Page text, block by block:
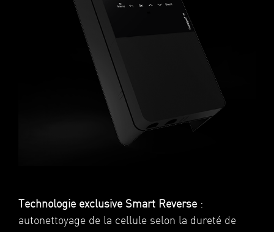
Technologie exclusive Smart Reverse:
autonettoyage de la cellule selon la dureté de